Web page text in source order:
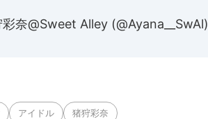
奈@Sweet Alley (@Ayana__SwAl)
アイドル 猪狩彩奈